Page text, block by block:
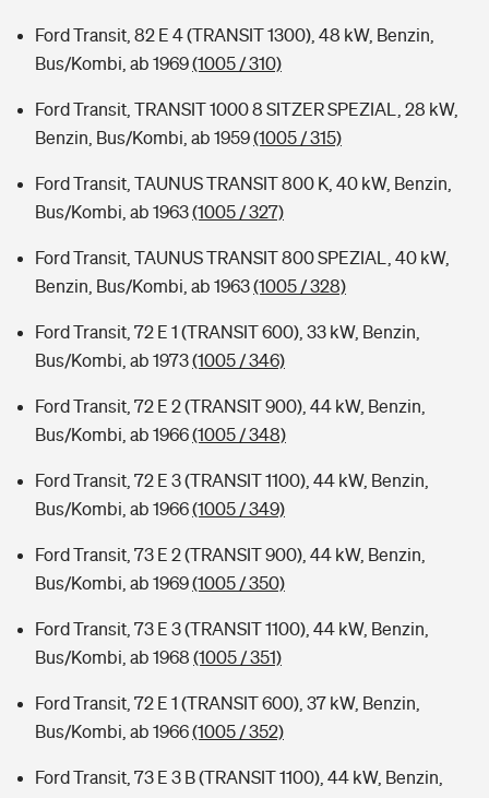
Ford Transit, 82 E 4 (TRANSIT 1300), 48 kW, Benzin,
Bus/Kombi, ab 1969(1005 / 310)
Ford Transit, TRANSIT 1000 8 SITZER SPEZIAL, 28 kW,
Benzin, Bus/Kombi, ab 1959(1005 / 315)
Ford Transit, TAUNUS TRANSIT 800 K, 40 kW, Benzin,
Bus/Kombi, ab 1963(1005 / 327)
Ford Transit, TAUNUS TRANSIT 800 SPEZIAL, 40 kW,
Benzin, Bus/Kombi, ab 1963(1005 / 328)
Ford Transit, 72 E 1 (TRANSIT 600), 33 kW, Benzin,
Bus/Kombi, ab 1973(1005 / 346)
Ford Transit, 72 E 2 (TRANSIT 900), 44 kW, Benzin,
Bus/Kombi, ab 1966(1005 / 348)
Ford Transit, 72 E 3 (TRANSIT 1100), 44 kW, Benzin,
Bus/Kombi, ab 1966(1005 / 349)
Ford Transit, 73 E 2 (TRANSIT 900), 44 kW, Benzin,
Bus/Kombi, ab 1969(1005 / 350)
Ford Transit, 73 E 3 (TRANSIT 1100), 44 kW, Benzin,
Bus/Kombi, ab 1968 (1005 / 351)
Ford Transit, 72 E 1 (TRANSIT 600), 37 kW, Benzin,
Bus/Kombi, ab 1966(1005 / 352)
Ford Transit, 73 E 3 B (TRANSIT 1100), 44 kW, Benzin,